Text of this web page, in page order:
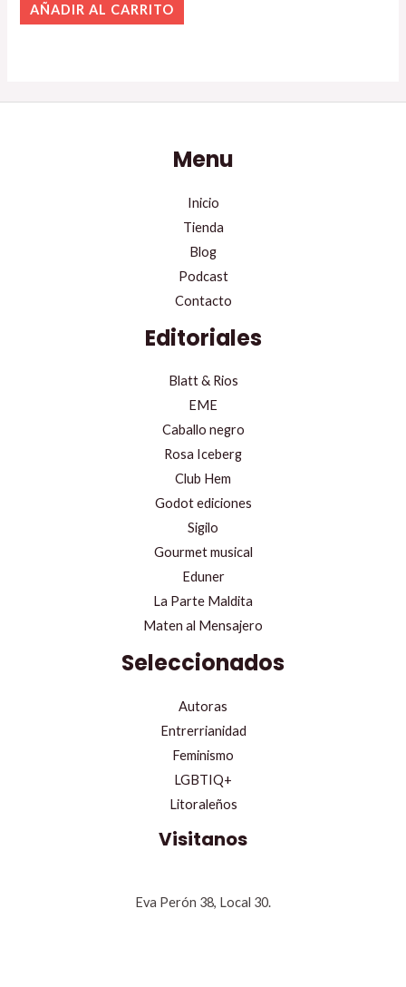
AÑADIR AL CARRITO
Menu
Inicio
Tienda
Blog
Podcast
Contacto
Editoriales
Blatt & Rios
EME
Caballo negro
Rosa Iceberg
Club Hem
Godot ediciones
Sigilo
Gourmet musical
Eduner
La Parte Maldita
Maten al Mensajero
Seleccionados
Autoras
Entrerrianidad
Feminismo
LGBTIQ+
Litoraleños
Visitanos
Eva Perón 38, Local 30.